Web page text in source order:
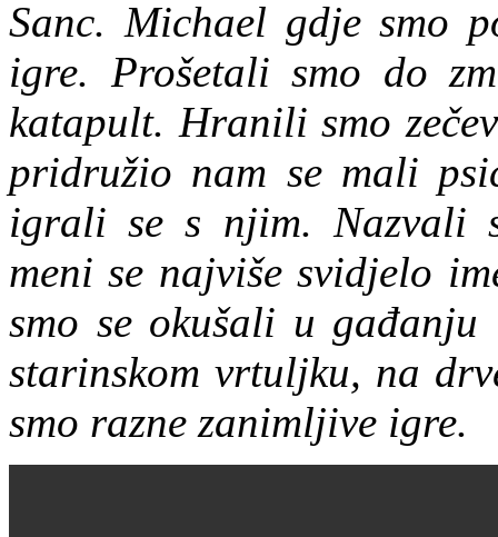
Sanc. Michael gdje smo
igre. Prošetali smo do
katapult. Hranili smo
pridružio nam se mali
igrali se s njim. Nazvali
meni se najviše svidjelo
smo se okušali u
starinskom vrtuljku, na
smo razne zanimljive igre.